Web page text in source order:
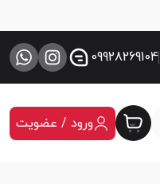
09928269104
ورود / عضویت